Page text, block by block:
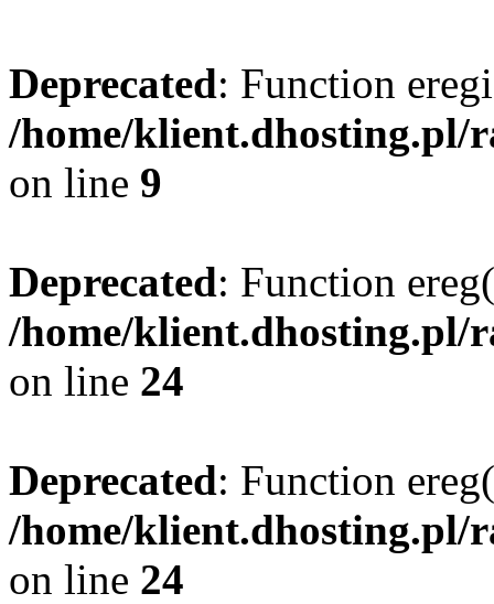
Deprecated: Function
/home/klient.dhosting.pl/
on line 9
Deprecated: Function
/home/klient.dhosting.pl/
on line 24
Deprecated: Function
/home/klient.dhosting.pl/
on line 24